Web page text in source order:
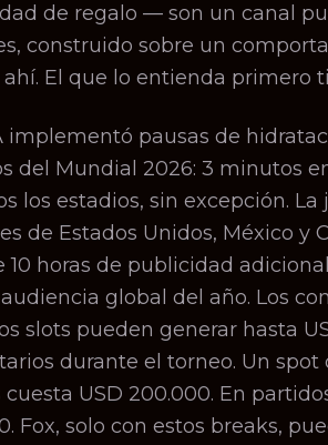
de regalo — son un canal
construido sobre un
El que lo entienda primero
implementó pausas de
del Mundial 2026: 3 minutos
los estadios, sin excepción.
de Estados Unidos, México y
10 horas de publicidad
global del año. Los
slots pueden generar hasta
durante el torneo. Un spot
USD 200.000. En
Fox, solo con estos breaks,